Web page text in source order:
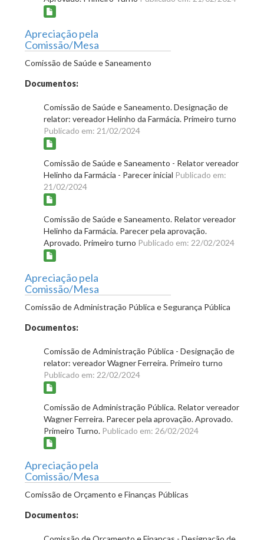
Apreciação pela
Comissão/Mesa
Comissão de Saúde e Saneamento
Documentos:
Comissão de Saúde e Saneamento. Designação de
relator: vereador Helinho da Farmácia. Primeiro turno
Publicado em: 21/02/2024
Comissão de Saúde e Saneamento - Relator vereador
Helinho da Farmácia - Parecer inicial Publicado em:
21/02/2024
Comissão de Saúde e Saneamento. Relator vereador
Helinho da Farmácia. Parecer pela aprovação.
Aprovado. Primeiro turno Publicado em: 22/02/2024
Apreciação pela
Comissão/Mesa
Comissão de Administração Pública e Segurança Pública
Documentos:
Comissão de Administração Pública - Designação de
relator: vereador Wagner Ferreira. Primeiro turno
Publicado em: 22/02/2024
Comissão de Administração Pública. Relator vereador
Wagner Ferreira. Parecer pela aprovação. Aprovado.
Primeiro Turno. Publicado em: 26/02/2024
Apreciação pela
Comissão/Mesa
Comissão de Orçamento e Finanças Públicas
Documentos: